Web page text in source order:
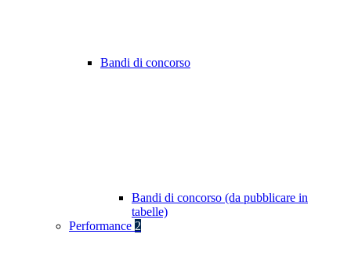
Bandi di concorso
Bandi di concorso (da pubblicare in
tabelle)
Performance 2